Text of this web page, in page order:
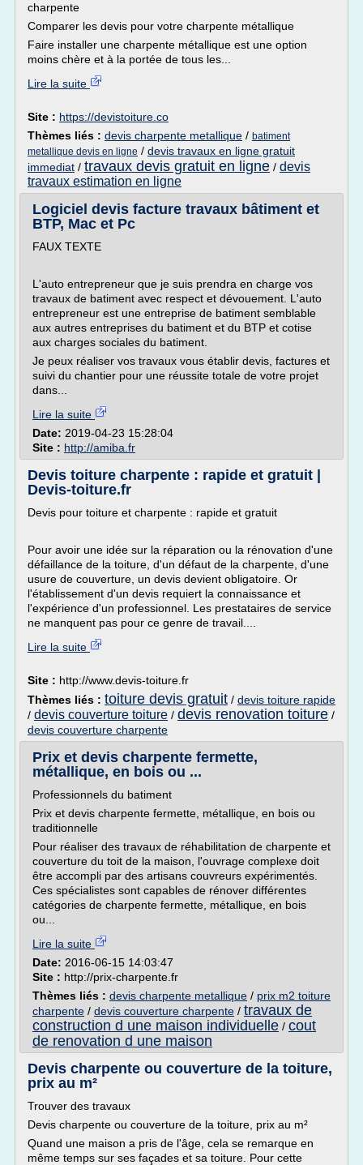
charpente
Comparer les devis pour votre charpente métallique
Faire installer une charpente métallique est une option
moins chère et à la portée de tous les...
Lire la suite
Site : https://devistoiture.co
Thèmes liés : devis charpente metallique / batiment
metallique devis en ligne / devis travaux en ligne gratuit
immediat / travaux devis gratuit en ligne / devis
travaux estimation en ligne
Logiciel devis facture travaux bâtiment et
BTP, Mac et Pc
FAUX TEXTE
L'auto entrepreneur que je suis prendra en charge vos
travaux de batiment avec respect et dévouement. L'auto
entrepreneur est une entreprise de batiment semblable
aux autres entreprises du batiment et du BTP et cotise
aux charges sociales du batiment.
Je peux réaliser vos travaux vous établir devis, factures et
suivi du chantier pour une réussite totale de votre projet
dans...
Lire la suite
Date: 2019-04-23 15:28:04
Site : http://amiba.fr
Devis toiture charpente : rapide et gratuit |
Devis-toiture.fr
Devis pour toiture et charpente : rapide et gratuit
Pour avoir une idée sur la réparation ou la rénovation d'une
défaillance de la toiture, d'un défaut de la charpente, d'une
usure de couverture, un devis devient obligatoire. Or
l'établissement d'un devis requiert la connaissance et
l'expérience d'un professionnel. Les prestataires de service
ne manquent pas pour ce genre de travail....
Lire la suite
Site : http://www.devis-toiture.fr
Thèmes liés : toiture devis gratuit / devis toiture rapide
/ devis couverture toiture / devis renovation toiture /
devis couverture charpente
Prix et devis charpente fermette,
métallique, en bois ou ...
Professionnels du batiment
Prix et devis charpente fermette, métallique, en bois ou
traditionnelle
Pour réaliser des travaux de réhabilitation de charpente et
couverture du toit de la maison, l'ouvrage complexe doit
être accompli par des artisans couvreurs expérimentés.
Ces spécialistes sont capables de rénover différentes
catégories de charpente fermette, métallique, en bois
ou...
Lire la suite
Date: 2016-06-15 14:03:47
Site : http://prix-charpente.fr
Thèmes liés : devis charpente metallique / prix m2 toiture
charpente / devis couverture charpente / travaux de
construction d une maison individuelle / cout
de renovation d une maison
Devis charpente ou couverture de la toiture,
prix au m²
Trouver des travaux
Devis charpente ou couverture de la toiture, prix au m²
Quand une maison a pris de l'âge, cela se remarque en
même temps sur ses façades et sa toiture. Pour cette